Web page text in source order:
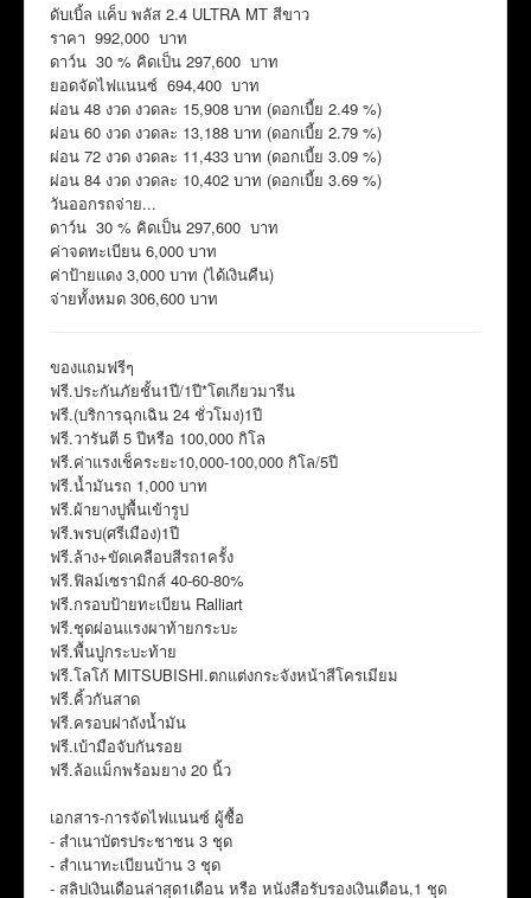
ดับเบิ้ล แค็บ พลัส 2.4 ULTRA MT สีขาว
ราคา 992,000 บาท
ดาว์น 30 % คิดเป็น 297,600 บาท
ยอดจัดไฟแนนซ์ 694,400 บาท
ผ่อน 48 งวด งวดละ 15,908 บาท (ดอกเบี้ย 2.49 %)
ผ่อน 60 งวด งวดละ 13,188 บาท (ดอกเบี้ย 2.79 %)
ผ่อน 72 งวด งวดละ 11,433 บาท (ดอกเบี้ย 3.09 %)
ผ่อน 84 งวด งวดละ 10,402 บาท (ดอกเบี้ย 3.69 %)
วันออกรถจ่าย...
ดาว์น 30 % คิดเป็น 297,600 บาท
ค่าจดทะเบียน 6,000 บาท
ค่าป้ายแดง 3,000 บาท (ได้เงินคืน)
จ่ายทั้งหมด 306,600 บาท
ของแถมฟรีๆ
ฟรี.ประกันภัยชั้น1ปี/1ปี*โตเกียวมารีน
ฟรี.(บริการฉุกเฉิน 24 ชั่วโมง)1ปี
ฟรี.วารันตี 5 ปีหรือ 100,000 กิโล
ฟรี.ค่าแรงเช็คระยะ10,000-100,000 กิโล/5ปี
ฟรี.น้ำมันรถ 1,000 บาท
ฟรี.ผ้ายางปูพื้นเข้ารูป
ฟรี.พรบ(ศรีเมือง)1ปี
ฟรี.ล้าง+ขัดเคลือบสีรถ1ครั้ง
ฟรี.ฟิลม์เซรามิกส์ 40-60-80%
ฟรี.กรอบป้ายทะเบียน Ralliart
ฟรี.ชุดผ่อนแรงผาท้ายกระบะ
ฟรี.พื้นปูกระบะท้าย
ฟรี.โลโก้ MITSUBISHI.ตกแต่งกระจังหน้าสีโครเมียม
ฟรี.คิ้วกันสาด
ฟรี.ครอบฝาถังน้ำมัน
ฟรี.เบ้ามือจับกันรอย
ฟรี.ล้อแม็กพร้อมยาง 20 นิ้ว
เอกสาร-การจัดไฟแนนซ์ ผู้ซื้อ
- สำเนาบัตรประชาชน 3 ชุด
- สำเนาทะเบียนบ้าน 3 ชุด
- สลิปเงินเดือนล่าสุด1เดือน หรือ หนังสือรับรองเงินเดือน,1 ชุด